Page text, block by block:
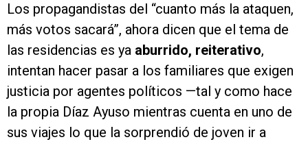
Los propagandistas del “cuanto más la ataquen,
más votos sacará”, ahora dicen que el tema de
las residencias es ya aburrido, reiterativo,
intentan hacer pasar a los familiares que exigen
justicia por agentes políticos —tal y como hace
la propia Díaz Ayuso mientras cuenta en uno de
sus viajes lo que la sorprendió de joven ir a